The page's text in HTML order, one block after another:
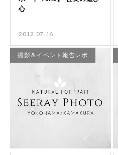
2012.07.16
撮影＆イベント報告レポ